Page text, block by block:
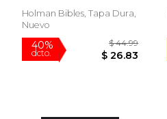
By Holman
Holman Bibles, Tapa Dura,
Nuevo